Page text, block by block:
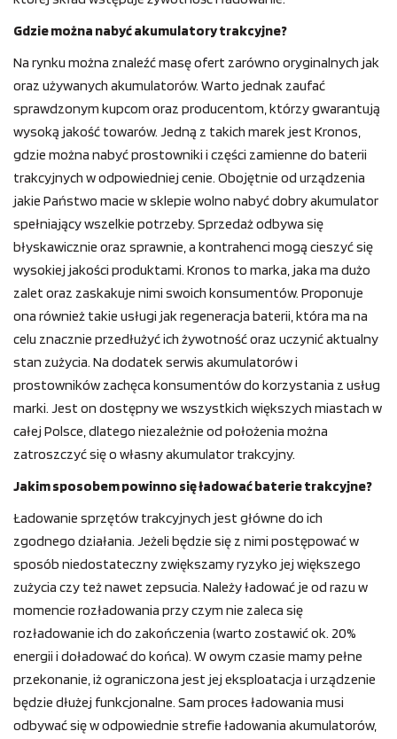
Gdzie można nabyć akumulatory trakcyjne?
Na rynku można znaleźć masę ofert zarówno oryginalnych jak
oraz używanych akumulatorów. Warto jednak zaufać
sprawdzonym kupcom oraz producentom, którzy gwarantują
wysoką jakość towarów. Jedną z takich marek jest Kronos,
gdzie można nabyć prostowniki i części zamienne do baterii
trakcyjnych w odpowiedniej cenie. Obojętnie od urządzenia
jakie Państwo macie w sklepie wolno nabyć dobry akumulator
spełniający wszelkie potrzeby. Sprzedaż odbywa się
błyskawicznie oraz sprawnie, a kontrahenci mogą cieszyć się
wysokiej jakości produktami. Kronos to marka, jaka ma dużo
zalet oraz zaskakuje nimi swoich konsumentów. Proponuje
ona również takie usługi jak regeneracja baterii, która ma na
celu znacznie przedłużyć ich żywotność oraz uczynić aktualny
stan zużycia. Na dodatek serwis akumulatorów i
prostowników zachęca konsumentów do korzystania z usług
marki. Jest on dostępny we wszystkich większych miastach w
całej Polsce, dlatego niezależnie od położenia można
zatroszczyć się o własny akumulator trakcyjny.
Jakim sposobem powinno się ładować baterie trakcyjne?
Ładowanie sprzętów trakcyjnych jest główne do ich
zgodnego działania. Jeżeli będzie się z nimi postępować w
sposób niedostateczny zwiększamy ryzyko jej większego
zużycia czy też nawet zepsucia. Należy ładować je od razu w
momencie rozładowania przy czym nie zaleca się
rozładowanie ich do zakończenia (warto zostawić ok. 20%
energii i doładować do końca). W owym czasie mamy pełne
przekonanie, iż ograniczona jest jej eksploatacja i urządzenie
będzie dłużej funkcjonalne. Sam proces ładowania musi
odbywać się w odpowiednie strefie ładowania akumulatorów,